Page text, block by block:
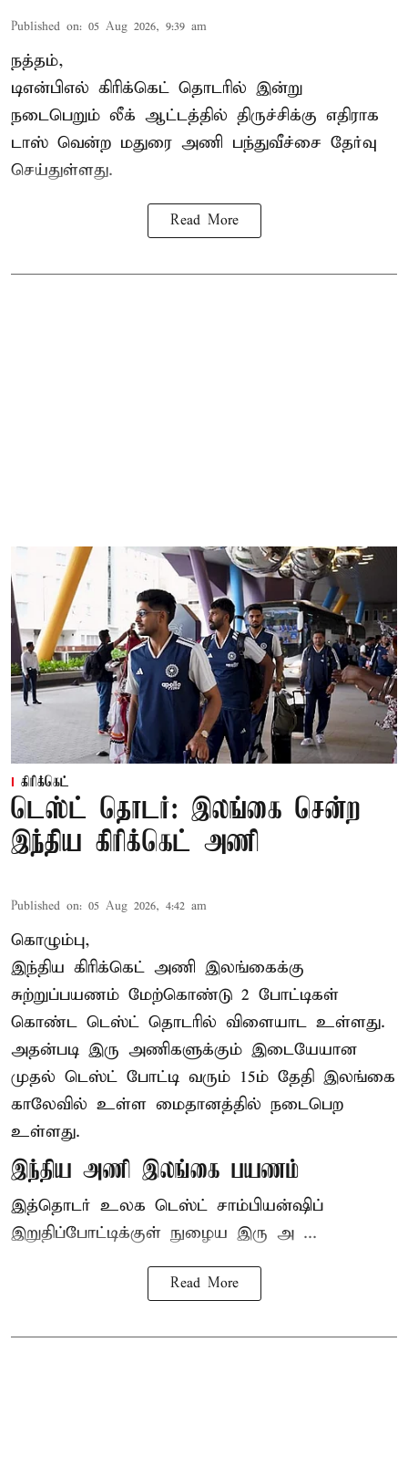
Published on: 05 Aug 2026, 9:39 am
நத்தம்,
டிஎன்பிஎல் கிரிக்கெட் தொடரில் இன்று
நடைபெறும் லீக் ஆட்டத்தில் திருச்சிக்கு எதிராக
டாஸ் வென்ற மதுரை அணி பந்துவீச்சை தேர்வு
செய்துள்ளது.
Read More
கிரிக்கெட்
டெஸ்ட் தொடர்: இலங்கை சென்ற
இந்திய கிரிக்கெட் அணி
Published on: 05 Aug 2026, 4:42 am
கொழும்பு,
இந்திய கிரிக்கெட் அணி இலங்கைக்கு
சுற்றுப்பயணம் மேற்கொண்டு 2 போட்டிகள்
கொண்ட டெஸ்ட் தொடரில் விளையாட உள்ளது.
அதன்படி இரு அணிகளுக்கும் இடையேயான
முதல் டெஸ்ட் போட்டி வரும் 15ம் தேதி இலங்கை
காலேவில் உள்ள மைதானத்தில் நடைபெற
உள்ளது.
இந்திய அணி இலங்கை பயணம்
இத்தொடர் உலக டெஸ்ட் சாம்பியன்ஷிப்
இறுதிப்போட்டிக்குள் நுழைய இரு அ ...
Read More